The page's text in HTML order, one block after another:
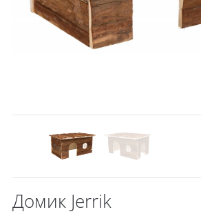
Домик Jerrik